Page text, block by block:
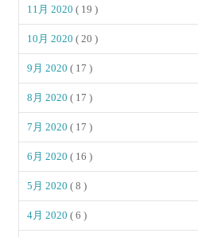
11月 2020( 19 )
10月 2020( 20 )
9月 2020( 17 )
8月 2020( 17 )
7月 2020( 17 )
6月 2020( 16 )
5月 2020( 8 )
4月 2020( 6 )